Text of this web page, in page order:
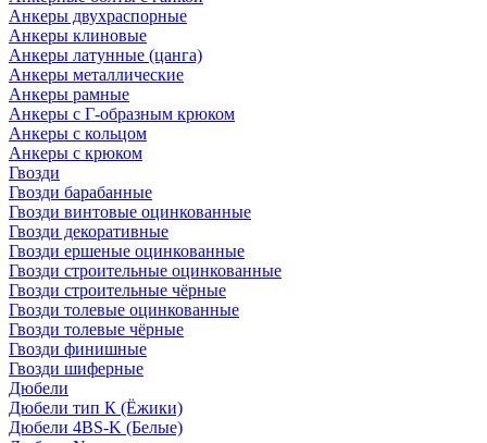
Анкеры двухраспорные
Анкеры клиновые
Анкеры латунные (цанга)
Анкеры металлические
Анкеры рамные
Анкеры с Г-образным крюком
Анкеры с кольцом
Анкеры с крюком
Гвозди
Гвозди барабанные
Гвозди винтовые оцинкованные
Гвозди декоративные
Гвозди ершеные оцинкованные
Гвозди строительные оцинкованные
Гвозди строительные чёрные
Гвозди толевые оцинкованные
Гвозди толевые чёрные
Гвозди финишные
Гвозди шиферные
Дюбели
Дюбели тип К (Ёжики)
Дюбели 4BS-K (Белые)